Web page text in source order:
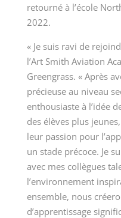
retourné à l’école
2022.
« Je suis ravi de
l’Art Smith Aviation
Greengrass. « Après
précieuse au niveau
enthousiaste à l’idée
des élèves plus
leur passion pour
un stade précoce. Je
avec mes collègues
l’environnement
ensemble, nous
d’apprentissage